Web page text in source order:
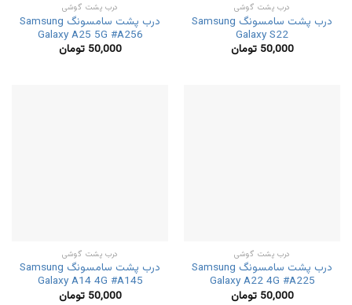
درب پشت گوشی
درب پشت سامسونگ Samsung
Galaxy S22
50,000 تومان
درب پشت گوشی
درب پشت سامسونگ Samsung
Galaxy A25 5G #A256
50,000 تومان
درب پشت گوشی
درب پشت سامسونگ Samsung
Galaxy A22 4G #A225
50,000 تومان
درب پشت گوشی
درب پشت سامسونگ Samsung
Galaxy A14 4G #A145
50,000 تومان